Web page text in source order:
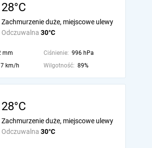
28°C
Odczuwalna 30°C
Zachmurzenie duże, miejscowe ulewy
mm Ciśnienie: 996 hPa
km/h Wilgotność: 89%
28°C
Odczuwalna 30°C
Zachmurzenie duże, miejscowe ulewy